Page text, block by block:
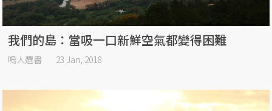
我們的島：當吸一口新鮮空氣都變得困難
鳴人選書 23 Jan, 2018